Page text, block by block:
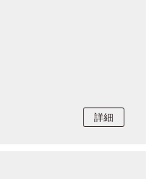
詳細